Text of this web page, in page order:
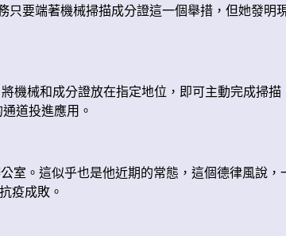
要端著機械掃描成分證這一個舉措，但她發明
機械和成分證放在指定地位，即可主動完成掃
道投進應用。
室。這似乎也是他近期的常態，這個德律風說
疫成敗。